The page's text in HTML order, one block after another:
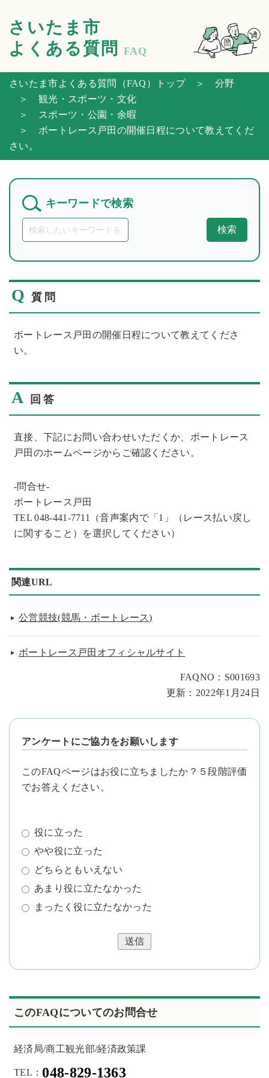
さいたま市
よくある質問
FAQ
さいたま市よくある質問（FAQ）トップ＞ 分野
＞ 観光・スポーツ・文化
＞ スポーツ・公園・余暇
＞ ボートレース戸田の開催日程について教えてくだ
さい。
キーワードで検索
検索
Q 質問
ボートレース戸田の開催日程について教えてくださ
い。
A 回答
直接、下記にお問い合わせいただくか、ボートレース
戸田のホームページからご確認ください。
-問合せ-
ボートレース戸田
TEL 048-441-7711（音声案内で「1」（レース払い戻し
に関すること）を選択してください）
関連URL
公営競技(競馬・ボートレース)
ボートレース戸田オフィシャルサイト
FAQNO：S001693
更新：2022年1月24日
アンケートにご協力をお願いします
このFAQページはお役に立ちましたか？５段階評価
でお答えください。
役に立った
やや役に立った
どちらともいえない
あまり役に立たなかった
まったく役に立たなかった
送信
このFAQについてのお問合せ
経済局/商工観光部/経済政策課
TEL： 048-829-1363